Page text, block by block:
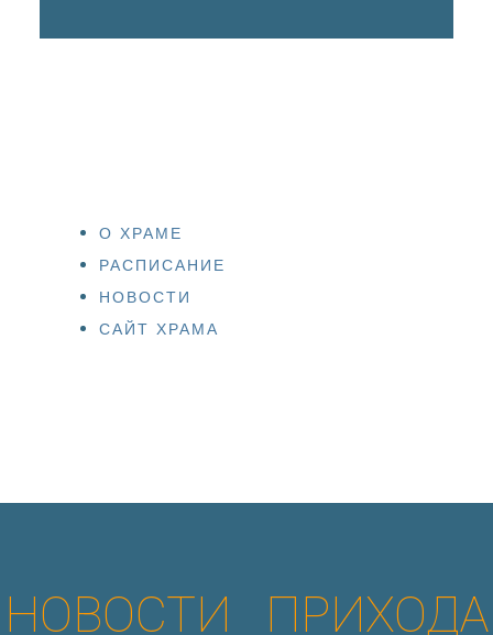
О ХРАМЕ
РАСПИСАНИЕ
НОВОСТИ
САЙТ ХРАМА
НОВОСТИ ПРИХОДА